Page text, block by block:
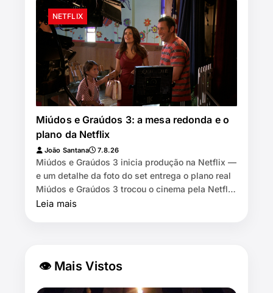
NETFLIX
Miúdos e Graúdos 3: a mesa redonda e o
plano da Netflix
João Santana 7.8.26
Miúdos e Graúdos 3 inicia produção na Netflix —
e um detalhe da foto do set entrega o plano real
Miúdos e Graúdos 3 trocou o cinema pela Netflix
⏱️ 7 min de leitura …
Leia mais
👁 Mais Vistos